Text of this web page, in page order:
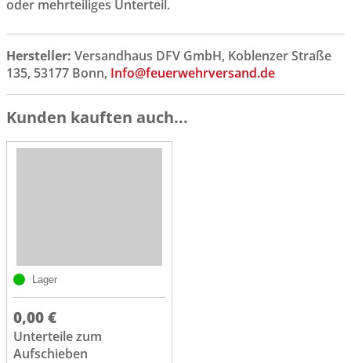
oder mehrteiliges Unterteil.
Hersteller: Versandhaus DFV GmbH, Koblenzer Straße
135, 53177 Bonn, Info@feuerwehrversand.de
Kunden kauften auch...
Lager
0,00 €
Unterteile zum
Aufschieben